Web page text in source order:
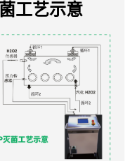
工艺示意